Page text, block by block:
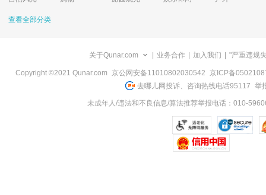
查看全部分类
关于Qunar.com 业务合作 加入我们 "严重违规
Copyright ©2021 Qunar.com 京公网安备11010802030542 京ICP备
去哪儿网投诉、咨询热线电话95117 举
未成年人/违法和不良信息/算法推荐举报电话：010-